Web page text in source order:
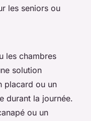
les seniors ou
les chambres
solution
placard ou un
durant la journée.
ou un